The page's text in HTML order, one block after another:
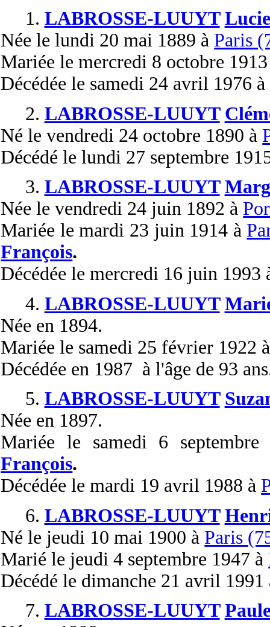
1. LABROSSE-LUUYT
Née le lundi 20 mai 1889 à Paris
Mariée le mercredi 8 octobre
Décédée le samedi 24 avril 1976 à
2. LABROSSE-LUUYT
Né le vendredi 24 octobre 1890 à
Décédé le lundi 27 septembre
3. LABROSSE-LUUYT
Née le vendredi 24 juin 1892 à
Mariée le mardi 23 juin 1914 à
François.
Décédée le mercredi 16 juin 1993
4. LABROSSE-LUUYT
Née en 1894.
Mariée le samedi 25 février 1922
Décédée en 1987 à l'âge de 93
5. LABROSSE-LUUYT
Née en 1897.
Mariée le samedi 6
François.
Décédée le mardi 19 avril 1988 à
6. LABROSSE-LUUYT
Né le jeudi 10 mai 1900 à Paris
Marié le jeudi 4 septembre 1947 à
Décédé le dimanche 21 avril
7. LABROSSE-LUUYT